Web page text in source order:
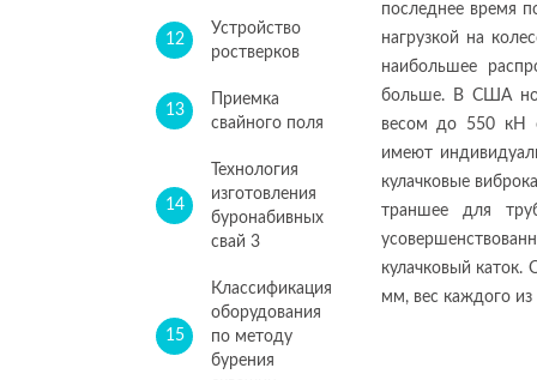
12
Устройство
ростверков
13
Приемка
свайного поля
14
Технология
изготовления
буронабивных
свай 3
15
Классификация
оборудования
по методу
бурения
последнее время
нагрузкой на
наибольшее
больше. В США
весом до 550 кН
имеют
кулачковые
траншее для
кулачковый каток.
мм, вес каждого из